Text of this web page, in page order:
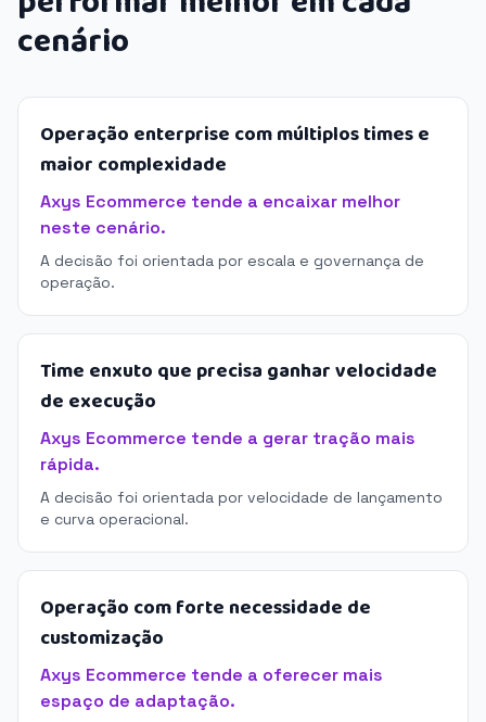
cenário
Operação enterprise com múltiplos times e
maior complexidade
Axys Ecommerce tende a encaixar melhor
neste cenário.
A decisão foi orientada por escala e governança de
operação.
Time enxuto que precisa ganhar velocidade
de execução
Axys Ecommerce tende a gerar tração mais
rápida.
A decisão foi orientada por velocidade de lançamento
e curva operacional.
Operação com forte necessidade de
customização
Axys Ecommerce tende a oferecer mais
espaço de adaptação.